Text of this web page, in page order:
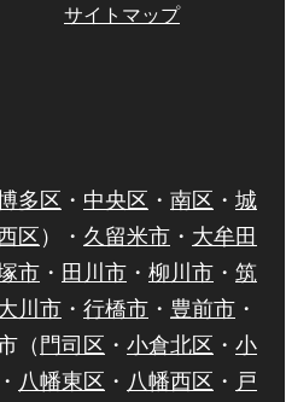
サイトマップ
多区 ・ 中央区 ・ 南区 ・ 城
区）・ 久留米市 ・ 大牟田
市 ・ 田川市 ・ 柳川市 ・ 筑
川市 ・ 行橋市 ・ 豊前市 ・
（門司区 ・ 小倉北区 ・ 小
・ 八幡東区 ・ 八幡西区 ・ 戸